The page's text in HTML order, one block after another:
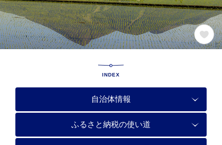
INDEX
自治体情報
ふるさと納税の使い道